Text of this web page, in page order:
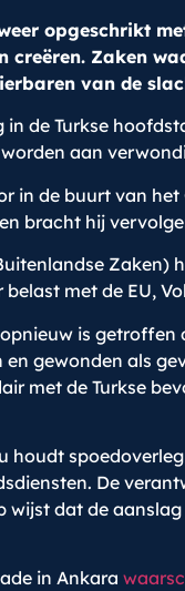
opgeschrikt
creëren. Zaken
van de
in de Turkse
aan
in de buurt van
bracht hij
Zaken)
met de EU,
is
en gewonden als
met de Turkse
houdt
De
wijst dat de
in Ankara